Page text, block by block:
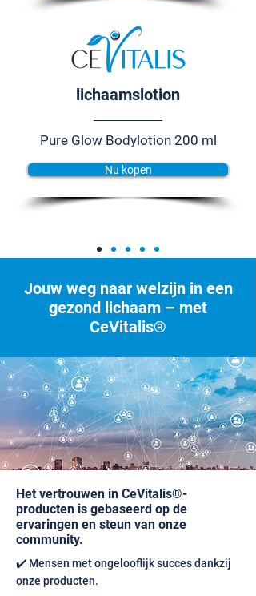
lichaamslotion
Pure Glow Bodylotion 200 ml
Nu kopen
Jouw weg naar welzijn in een
gezond lichaam – met
CeVitalis®
Het vertrouwen in CeVitalis®-
producten is gebaseerd op de
ervaringen en steun van onze
community.
✔️ Mensen met ongelooflijk succes dankzij
onze producten.